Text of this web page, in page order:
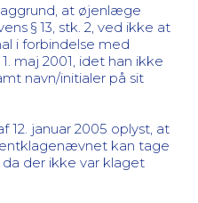
at øjenlæge
§ 13, stk. 2, ved ikke at
i forbindelse med
maj 2001, idet han ikke
navn/initialer på sit
12. januar 2005 oplyst, at
kan tage
da der ikke var klaget